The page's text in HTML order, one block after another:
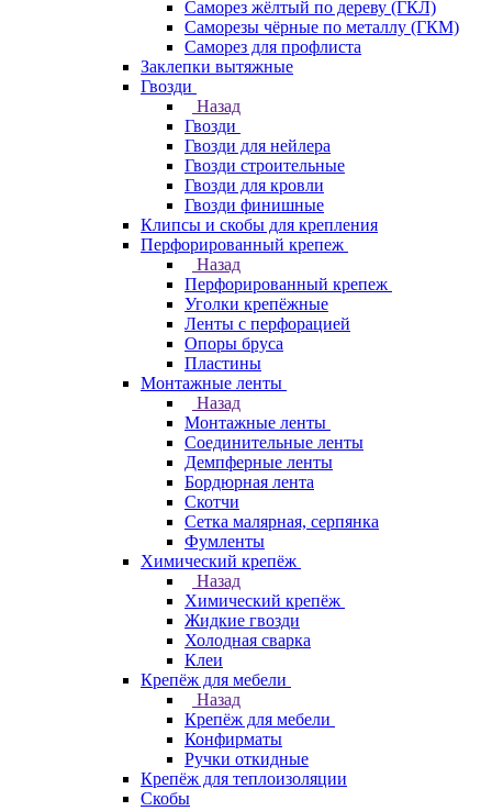
Саморез жёлтый по дереву (ГКЛ)
Саморезы чёрные по металлу (ГКМ)
Саморез для профлиста
Заклепки вытяжные
Гвозди
Назад
Гвозди
Гвозди для нейлера
Гвозди строительные
Гвозди для кровли
Гвозди финишные
Клипсы и скобы для крепления
Перфорированный крепеж
Назад
Перфорированный крепеж
Уголки крепёжные
Ленты с перфорацией
Опоры бруса
Пластины
Монтажные ленты
Назад
Монтажные ленты
Соединительные ленты
Демпферные ленты
Бордюрная лента
Скотчи
Сетка малярная, серпянка
Фумленты
Химический крепёж
Назад
Химический крепёж
Жидкие гвозди
Холодная сварка
Клеи
Крепёж для мебели
Назад
Крепёж для мебели
Конфирматы
Ручки откидные
Крепёж для теплоизоляции
Скобы